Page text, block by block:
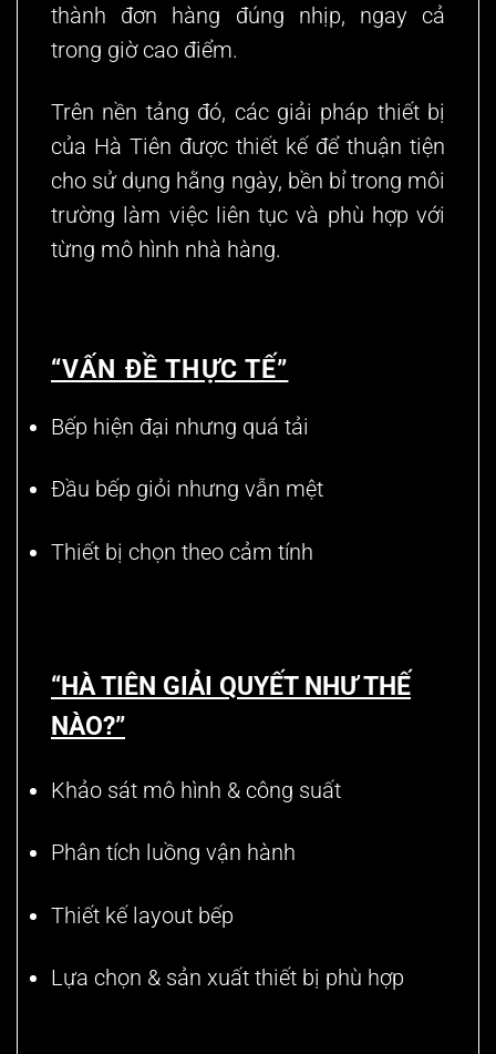
thành đơn hàng đúng nhịp, ngay cả
trong giờ cao điểm.
Trên nền tảng đó, các giải pháp thiết bị
của Hà Tiên được thiết kế để thuận tiện
cho sử dụng hằng ngày, bền bỉ trong môi
trường làm việc liên tục và phù hợp với
từng mô hình nhà hàng.
“VẤN ĐỀ THỰC TẾ”
Bếp hiện đại nhưng quá tải
Đầu bếp giỏi nhưng vẫn mệt
Thiết bị chọn theo cảm tính
“HÀ TIÊN GIẢI QUYẾT NHƯ THẾ
NÀO?”
Khảo sát mô hình & công suất
Phân tích luồng vận hành
Thiết kế layout bếp
Lựa chọn & sản xuất thiết bị phù hợp